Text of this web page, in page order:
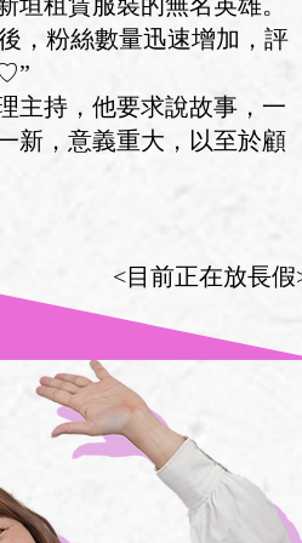
，粉絲數量迅速增加，評
主持，他要求說故事，一
新，意義重大，以至於顧
<目前正在放長假